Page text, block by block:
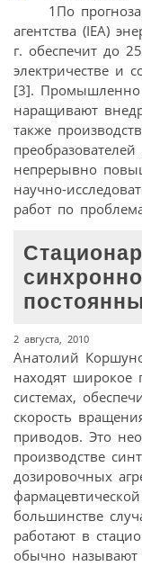
1По
агентства (IEA)
г. обеспечит до
электричестве и
[3]. Промышленно
наращивают
также
непрерывно
научно-
работ по
2 августа, 2010
Анатолий
находят широкое
системах,
скорость
приводов. Это
производстве
дозировочных
большинстве
работают в
обычно